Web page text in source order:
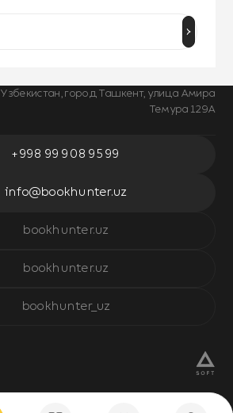
Узбекистан, город Ташкент, улица Амира
Темура 129А
+998 99 908 95 99
info@bookhunter.uz
bookhunter.uz
bookhunter.uz
bookhunter_uz